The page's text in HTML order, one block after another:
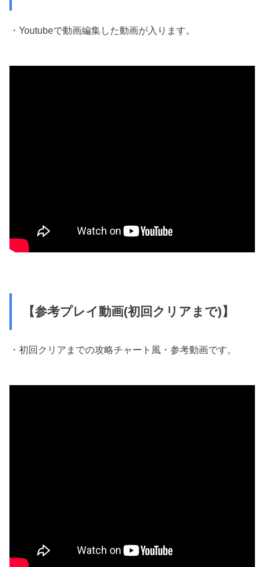
・Youtubeで動画編集した動画が入ります。
【参考プレイ動画(初回クリアまで)】
・初回クリアまでの攻略チャート風・参考動画です。